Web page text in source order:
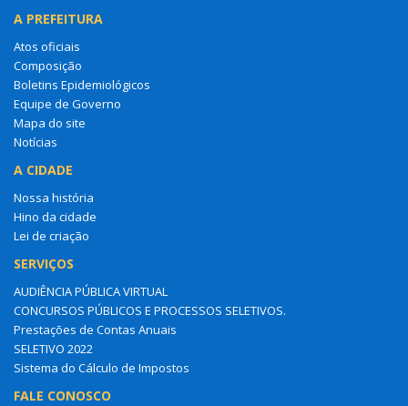
A PREFEITURA
Atos oficiais
Composição
Boletins Epidemiológicos
Equipe de Governo
Mapa do site
Notícias
A CIDADE
Nossa história
Hino da cidade
Lei de criação
SERVIÇOS
AUDIÊNCIA PÚBLICA VIRTUAL
CONCURSOS PÚBLICOS E PROCESSOS SELETIVOS.
Prestações de Contas Anuais
SELETIVO 2022
Sistema do Cálculo de Impostos
FALE CONOSCO